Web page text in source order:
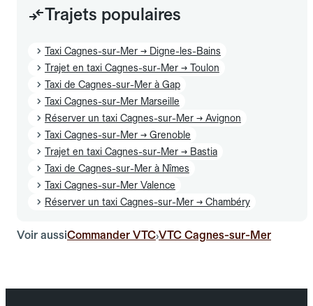
Trajets populaires
Taxi Cagnes-sur-Mer → Digne-les-Bains
Trajet en taxi Cagnes-sur-Mer → Toulon
Taxi de Cagnes-sur-Mer à Gap
Taxi Cagnes-sur-Mer Marseille
Réserver un taxi Cagnes-sur-Mer → Avignon
Taxi Cagnes-sur-Mer → Grenoble
Trajet en taxi Cagnes-sur-Mer → Bastia
Taxi de Cagnes-sur-Mer à Nîmes
Taxi Cagnes-sur-Mer Valence
Réserver un taxi Cagnes-sur-Mer → Chambéry
Voir aussiCommander VTC›VTC Cagnes-sur-Mer